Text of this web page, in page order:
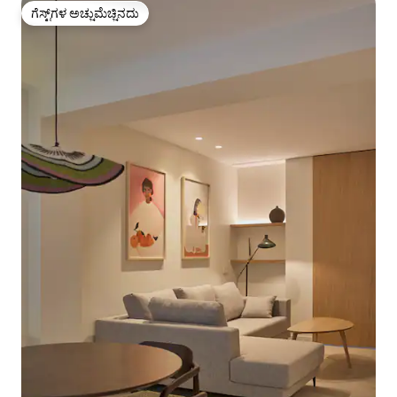
ಗೆಸ್ಟ್‌ಗಳ ಅಚ್ಚುಮೆಚ್ಚಿನದು
ಗೆಸ್ಟ್‌ಗಳ ಅಚ್ಚುಮೆಚ್ಚಿನದು